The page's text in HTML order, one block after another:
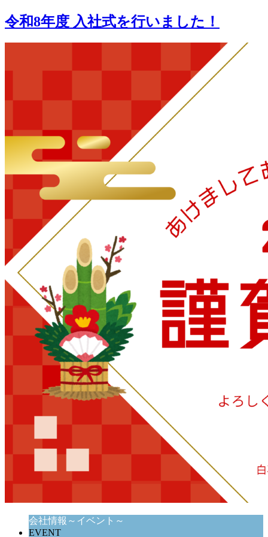
令和8年度 入社式を行いました！
会社情報～イベント～
EVENT